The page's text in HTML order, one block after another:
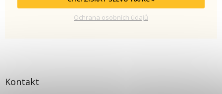
Ochrana osobních údajů
Kontakt